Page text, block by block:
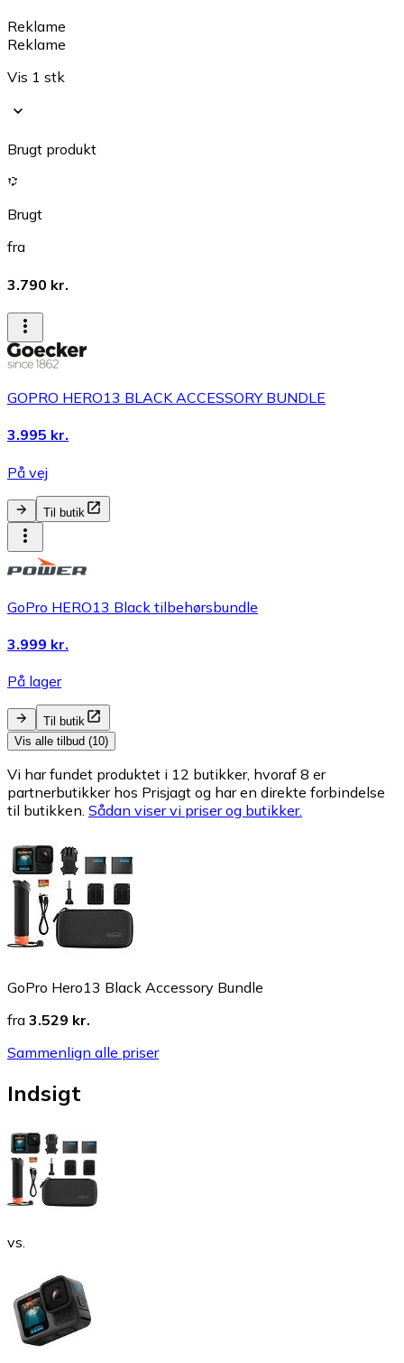
Reklame
Reklame
Vis 1 stk
Brugt produkt
Brugt
fra
3.790 kr.
GOPRO HERO13 BLACK ACCESSORY BUNDLE
3.995 kr.
På vej
Til butik
GoPro HERO13 Black tilbehørsbundle
3.999 kr.
På lager
Til butik
Vis alle tilbud (10)
Vi har fundet produktet i 12 butikker, hvoraf 8 er
partnerbutikker hos Prisjagt og har en direkte forbindelse
til butikken. Sådan viser vi priser og butikker.
GoPro Hero13 Black Accessory Bundle
fra 3.529 kr.
Sammenlign alle priser
Indsigt
vs.